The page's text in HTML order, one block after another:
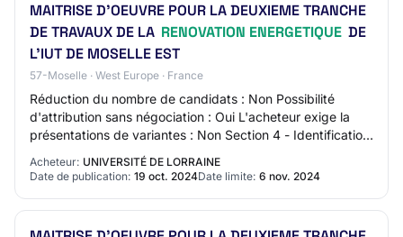
MAITRISE D'OEUVRE POUR LA DEUXIEME TRANCHE
DE TRAVAUX DE LA RENOVATION ENERGETIQUE DE
L'IUT DE MOSELLE EST
57-Moselle · West Europe · France
Réduction du nombre de candidats : Non Possibilité
d'attribution sans négociation : Oui L'acheteur exige la
présentations de variantes : Non Section 4 - Identification
du marché Intitulé du marché :…
Acheteur: UNIVERSITÉ DE LORRAINE
Date de publication: 19 oct. 2024Date limite: 6 nov. 2024